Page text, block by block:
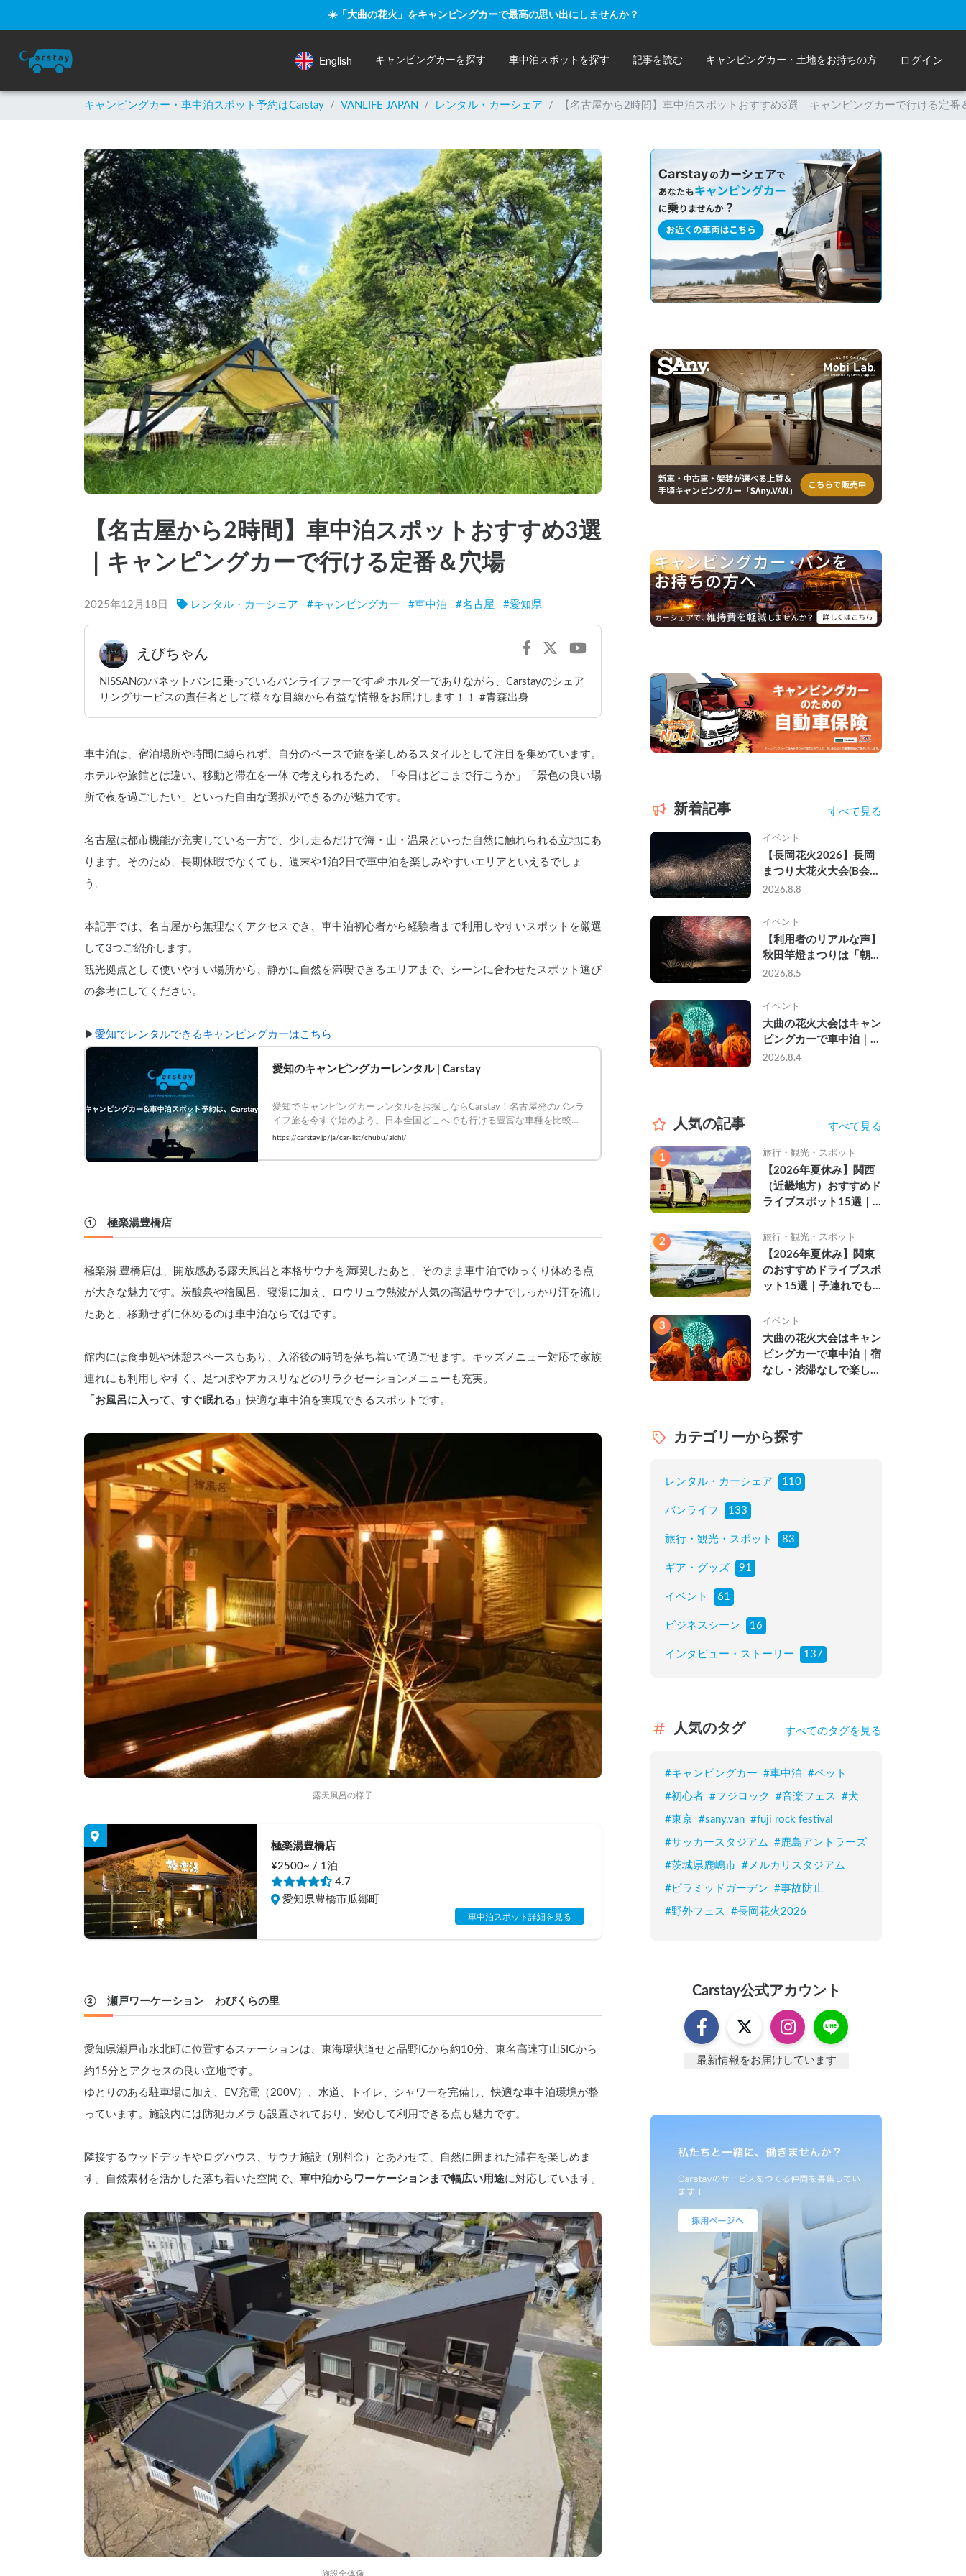
☀️「大曲の花火」をキャンピングカーで最高の思い出にしませんか？
English キャンピングカーを探す 車中泊スポットを探す 記事を読む キャンピングカー・土地をお持ちの方 ログイン
キャンピングカー・車中泊スポット予約はCarstay / VANLIFE JAPAN / レンタル・カーシェア / 【名古屋から2時間】車中泊スポットおすすめ3選｜キャンピングカーで行ける定番
【名古屋から2時間】車中泊スポットおすすめ3選
｜キャンピングカーで行ける定番＆穴場
2025年12月18日 レンタル・カーシェア #キャンピングカー #車中泊 #名古屋 #愛知県
えびちゃん
NISSANのバネットバンに乗っているバンライファーです🦐 ホルダーでありながら、Carstayのシェア
リングサービスの責任者として様々な目線から有益な情報をお届けします！！ #青森出身
車中泊は、宿泊場所や時間に縛られず、自分のペースで旅を楽しめるスタイルとして注目を集めています。
ホテルや旅館とは違い、移動と滞在を一体で考えられるため、「今日はどこまで行こうか」「景色の良い場
所で夜を過ごしたい」といった自由な選択ができるのが魅力です。
名古屋は都市機能が充実している一方で、少し走るだけで海・山・温泉といった自然に触れられる立地にあ
ります。そのため、長期休暇でなくても、週末や1泊2日で車中泊を楽しみやすいエリアといえるでしょ
う。
本記事では、名古屋から無理なくアクセスでき、車中泊初心者から経験者まで利用しやすいスポットを厳選
して3つご紹介します。
観光拠点として使いやすい場所から、静かに自然を満喫できるエリアまで、シーンに合わせたスポット選び
の参考にしてください。
▶︎ 愛知でレンタルできるキャンピングカーはこちら
愛知のキャンピングカーレンタル | Carstay
愛知でキャンピングカーレンタルをお探しならCarstay！名古屋発のバンラ
イフ旅を今すぐ始めよう。日本全国どこへでも行ける豊富な車種を比較・
予約！
https://carstay.jp/ja/car-list/chubu/aichi/
①　極楽湯豊橋店
極楽湯 豊橋店は、開放感ある露天風呂と本格サウナを満喫したあと、そのまま車中泊でゆっくり休める点
が大きな魅力です。炭酸泉や檜風呂、寝湯に加え、ロウリュウ熱波が人気の高温サウナでしっかり汗を流し
たあと、移動せずに休めるのは車中泊ならではです。
館内には食事処や休憩スペースもあり、入浴後の時間を落ち着いて過ごせます。キッズメニュー対応で家族
連れにも利用しやすく、足つぼやアカスリなどのリラクゼーションメニューも充実。
「お風呂に入って、すぐ眠れる」快適な車中泊を実現できるスポットです。
露天風呂の様子
極楽湯豊橋店
¥2500~ / 1泊
4.7
愛知県豊橋市瓜郷町
車中泊スポット詳細を見る
②　瀬戸ワーケーション　わびくらの里
愛知県瀬戸市水北町に位置するステーションは、東海環状道せと品野ICから約10分、東名高速守山SICから
約15分とアクセスの良い立地です。
ゆとりのある駐車場に加え、EV充電（200V）、水道、トイレ、シャワーを完備し、快適な車中泊環境が整
っています。施設内には防犯カメラも設置されており、安心して利用できる点も魅力です。
隣接するウッドデッキやログハウス、サウナ施設（別料金）とあわせて、自然に囲まれた滞在を楽しめま
す。自然素材を活かした落ち着いた空間で、 車中泊からワーケーションまで幅広い用途に対応しています。
施設全体像
新着記事 すべて見る
イベント
【長岡花火2026】長岡
まつり大花火大会(B会
場)にキャンピングカー
車中泊してきた
2026.8.8
イベント
【利用者のリアルな声】
秋田竿燈まつりは「朝か
ら夜まで」の祭り。キャ
組の記録
2026.8.5
イベント
大曲の花火大会はキャン
ピングカーで車中泊｜宿
なし・渋滞なしで楽しむ
2026.8.4
人気の記事 すべて見る
1 旅行・観光・スポット
【2026年夏休み】関西
（近畿地方）おすすめド
ライブスポット15選｜
名所を紹介
2 旅行・観光・スポット
【2026年夏休み】関東
のおすすめドライブスポ
ット15選｜子連れでも
ルメ・温泉を徹底解説
3 イベント
大曲の花火大会はキャン
ピングカーで車中泊｜宿
なし・渋滞なしで楽しむ
カテゴリーから探す
レンタル・カーシェア 110
バンライフ 133
旅行・観光・スポット 83
ギア・グッズ 91
イベント 61
ビジネスシーン 16
インタビュー・ストーリー 137
人気のタグ すべてのタグを見る
#キャンピングカー #車中泊 #ペット
#初心者 #フジロック #音楽フェス #犬
#東京 #sany.van #fuji rock festival
#サッカースタジアム #鹿島アントラーズ
#茨城県鹿嶋市 #メルカリスタジアム
#ピラミッドガーデン #事故防止
#野外フェス #長岡花火2026
Carstay公式アカウント
最新情報をお届けしています